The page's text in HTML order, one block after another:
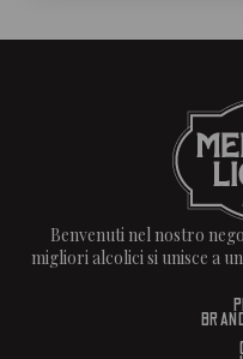
Benvenuti nel nostro
migliori alcolici si unisce a